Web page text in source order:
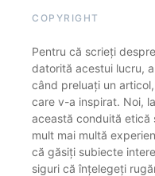
COPYRIGHT
Pentru că scrieți
datorită acestui lucru,
când preluați un
care v-a inspirat. Noi,
această conduită etică
mult mai multă
că găsiți subiecte
siguri că înțelegeți